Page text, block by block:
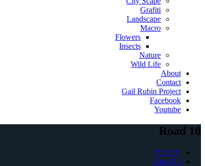
Grafiti
Landscape
Macro
Flowers
Insects
Nature
Wild Life
About
Contact
Gail Rubin Project
Facebook
Youtube
Road 10
דף הבית
Road 10